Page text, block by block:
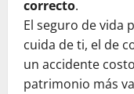
correcto.
El seguro de vida
cuida de ti, el de
un accidente
patrimonio más